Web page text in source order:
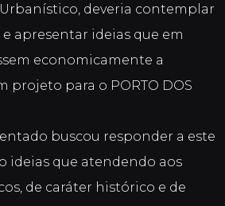
deveria contemplar
apresentar ideias que em
economicamente a
projeto para o PORTO DOS
buscou responder a este
ideias que atendendo aos
de caráter histórico e de